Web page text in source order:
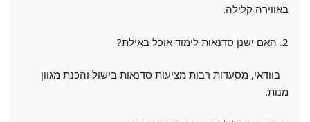
באווירה קלילה.
2. האם ישנן סדנאות לימוד אוכל באילת?
בוודאי, מסעדות רבות מציעות סדנאות בישול והכנת מגוון
מנות.